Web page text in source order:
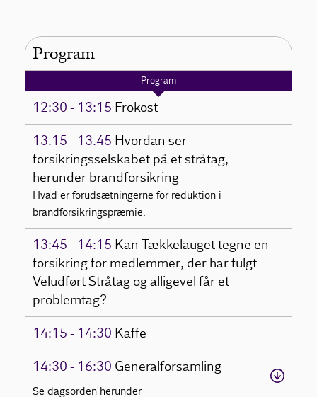
Program
Program
12:30 - 13:15 Frokost
13.15 - 13.45 Hvordan ser
forsikringsselskabet på et stråtag,
herunder brandforsikring
Hvad er forudsætningerne for reduktion i
brandforsikringspræmie.
13:45 - 14:15 Kan Tækkelauget tegne en
forsikring for medlemmer, der har fulgt
Veludført Stråtag og alligevel får et
problemtag?
14:15 - 14:30 Kaffe
14:30 - 16:30 Generalforsamling
Se dagsorden herunder